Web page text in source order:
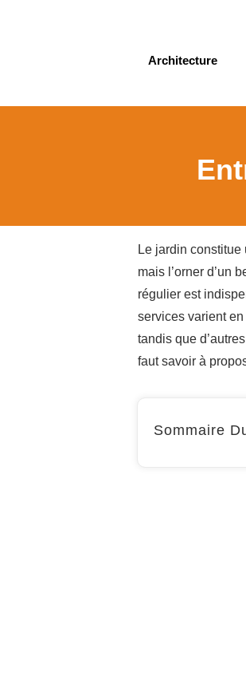
Architecture
Le jardin
mais l’orner d’un
régulier est
services varient
tandis que
faut savoir à
Sommaire